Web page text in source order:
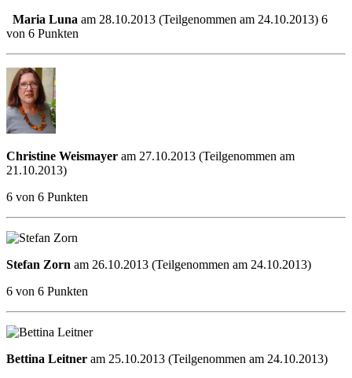
Maria Luna am 28.10.2013 (Teilgenommen am 24.10.2013) 6
von 6 Punkten
Christine Weismayer am 27.10.2013 (Teilgenommen am
21.10.2013)
6 von 6 Punkten
Stefan Zorn am 26.10.2013 (Teilgenommen am 24.10.2013)
6 von 6 Punkten
Bettina Leitner am 25.10.2013 (Teilgenommen am 24.10.2013)